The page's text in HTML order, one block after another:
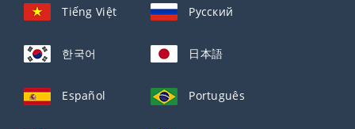
Tiếng Việt Русский
한국어 日本語
Español Português